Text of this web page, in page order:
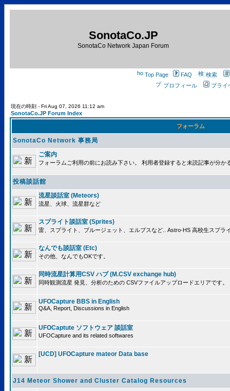
SonotaCo.JP
SonotaCo Network Japan Forum
Top Page FAQ
検索
プロフィール
プライ
現在の時刻 - Fri Aug 07, 2026 11:12 am
SonotaCo.JP Forum Index
フォーラム
SonotaCo Network 事務局
ご案内
フォーラムご利用の前にお読み下さい。 利用者登録すると未読記事が分か
投稿談話館
流星談話室 (Meteors)
流星、火球、流星群など
スプライト談話室 (Sprites)
雷、スプライト、ブルージェット、エルブスなど.. Astro-HS 高校生スプラ
なんでも談話室 (Etc)
その他、なんでもOKです。
同時流星計算用CSV ハブ (M.CSV exchange hub)
同時観測流星 発見、分析のための CSVファイルアップロードエリアです。
UFOCapture BBS in English
Q&A, Report, Discussions in English
UFOCaptute ソフトウェア 談話室
UFOCapture and its related softwares
[UCD] UFOCapture mateor Data base
J14 Meteor Shower and Cluster Catalog Resources